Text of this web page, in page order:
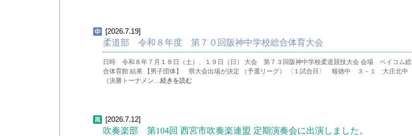
[2026.7.19]
柔道部 令和８年度 第７０回阪神中学校総合体育大会
日時 令和８年７月１８日（土）、１９日（日） 大会 第７３回阪神中学校柔道競技大会 会場 ベイコム総
合体育館 結果 【男子団体】 県大会出場が決定 （予選リーグ） 〈１試合目〉 報徳中 ３－１ 大庄北中
（決勝トーナメン…続きを読む
[2026.7.12]
吹奏楽部 第104回 西宮市吹奏楽連盟 定期演奏会に出演しました。